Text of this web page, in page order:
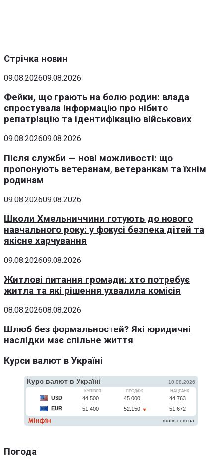
Стрічка новин
09.08.202609.08.2026
Фейки, що грають на болю родин: влада
спростувала інформацію про нібито
репатріацію та ідентифікацію військових
09.08.202609.08.2026
Після служби — нові можливості: що
пропонують ветеранам, ветеранкам та їхнім
родинам
09.08.202609.08.2026
Школи Хмельниччини готують до нового
навчального року: у фокусі безпека дітей та
якісне харчування
09.08.202609.08.2026
Житлові питання громади: хто потребує
житла та які рішення ухвалила комісія
08.08.202608.08.2026
Шлюб без формальностей? Які юридичні
наслідки має спільне життя
Курси валют в Україні
Погода